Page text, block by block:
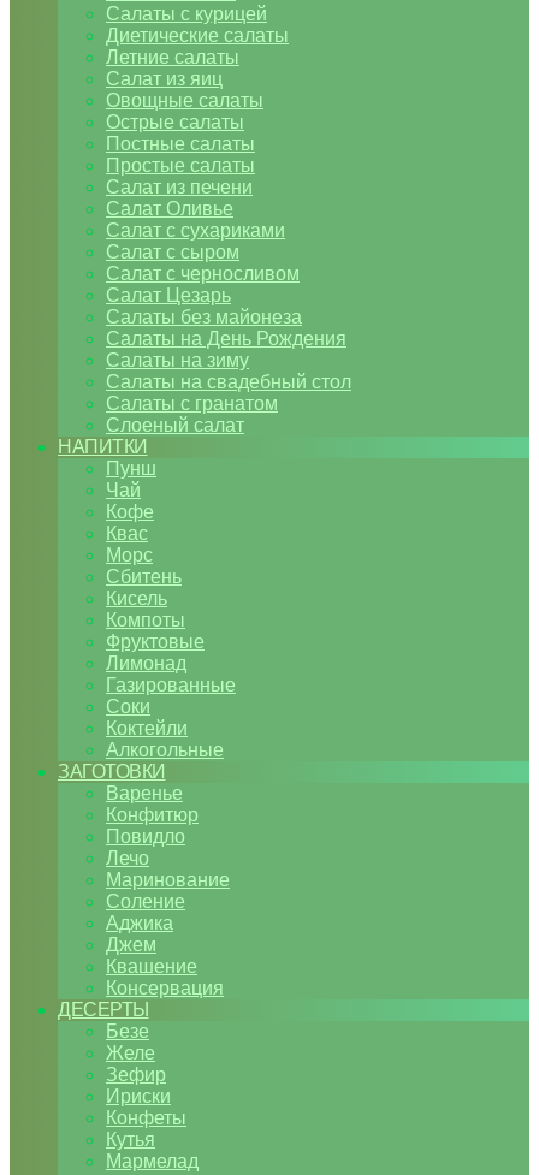
Салаты с курицей
Диетические салаты
Летние салаты
Салат из яиц
Овощные салаты
Острые салаты
Постные салаты
Простые салаты
Салат из печени
Салат Оливье
Салат с сухариками
Салат с сыром
Салат с черносливом
Салат Цезарь
Салаты без майонеза
Салаты на День Рождения
Салаты на зиму
Салаты на свадебный стол
Салаты с гранатом
Слоеный салат
НАПИТКИ
Пунш
Чай
Кофе
Квас
Морс
Сбитень
Кисель
Компоты
Фруктовые
Лимонад
Газированные
Соки
Коктейли
Алкогольные
ЗАГОТОВКИ
Варенье
Конфитюр
Повидло
Лечо
Маринование
Соление
Аджика
Джем
Квашение
Консервация
ДЕСЕРТЫ
Безе
Желе
Зефир
Ириски
Конфеты
Кутья
Мармелад